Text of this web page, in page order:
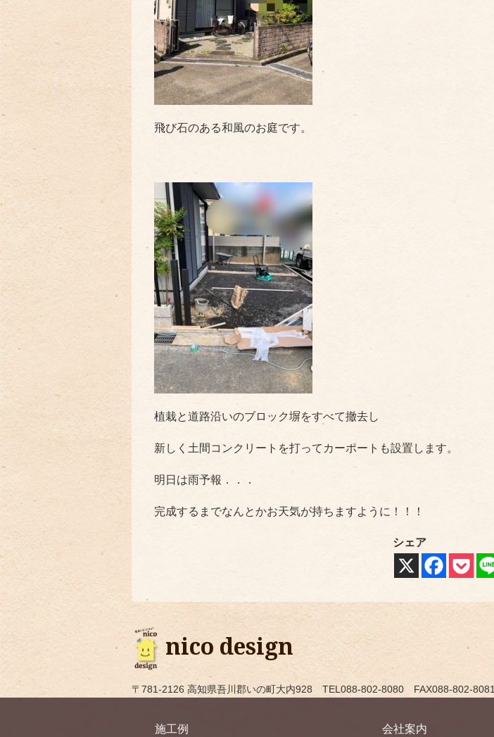
飛び石のある和風のお庭です。
植栽と道路沿いのブロック塀をすべて撤去し
新しく土間コンクリートを打ってカーポートも設置します。
明日は雨予報．．．
完成するまでなんとかお天気が持ちますように！！！
シェア
nico design
〒781-2126 高知県吾川郡いの町大内928 TEL088-802-8080 FAX088-802-8081
施工例 会社案内